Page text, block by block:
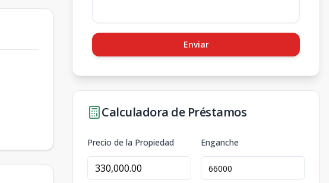
Enviar
Calculadora de Préstamos
Precio de la Propiedad Enganche